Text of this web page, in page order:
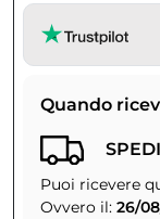
Quando
Puoi ricevere
Ovvero il: 26/